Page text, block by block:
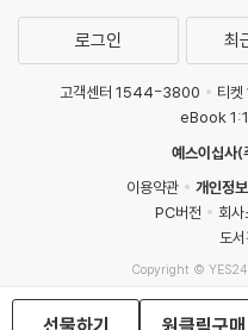
선물하기 원클릭구매
로그인 최
고객센터 1544-3800 티
eBook
예스이십사(
이용약관
개인정
PC버전
회사
도
Copyright ©